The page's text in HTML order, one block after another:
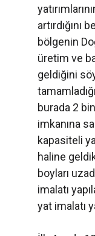
artırdığını
bölgenin
üretim ve
geldiğini
burada 2
imkanına
kapasiteli
haline
boyları
imalatı
yat imalatı